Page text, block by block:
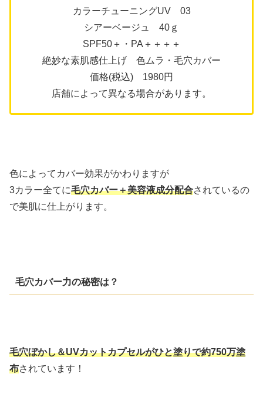
カラーチューニングUV 03
シアーベージュ 40ｇ
SPF50＋・PA＋＋＋＋
絶妙な素肌感仕上げ 色ムラ・毛穴カバー
価格(税込) 1980円
店舗によって異なる場合があります。
色によってカバー効果がかわりますが
3カラー全てに毛穴カバー＋美容液成分配合されているの
で美肌に仕上がります。
毛穴カバー力の秘密は？
毛穴ぼかし＆UVカットカプセルがひと塗りで約750万塗
布されています！